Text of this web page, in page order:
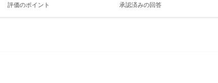
評価のポイント 承認済みの回答